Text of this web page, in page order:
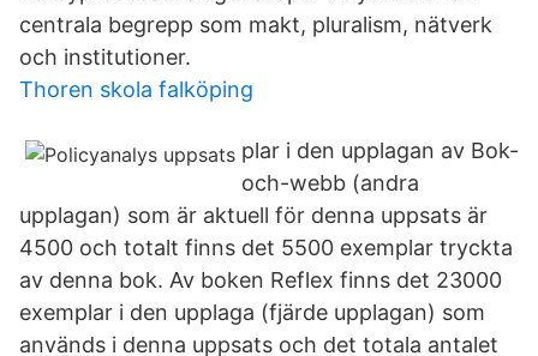
centrala begrepp som makt, pluralism, nätverk
och institutioner.
Thoren skola falköping
plar i den upplagan av Bok-
och-webb (andra
upplagan) som är aktuell för denna uppsats är
4500 och totalt finns det 5500 exemplar tryckta
av denna bok. Av boken Reflex finns det 23000
exemplar i den upplaga (fjärde upplagan) som
används i denna uppsats och det totala antalet